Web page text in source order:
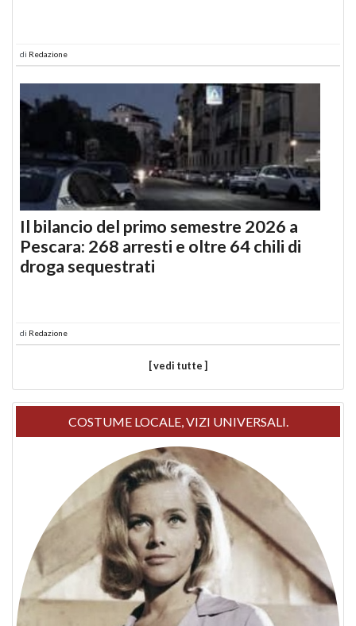
di Redazione
Il bilancio del primo semestre 2026 a
Pescara: 268 arresti e oltre 64 chili di
droga sequestrati
di Redazione
[ vedi tutte ]
COSTUME LOCALE, VIZI UNIVERSALI.